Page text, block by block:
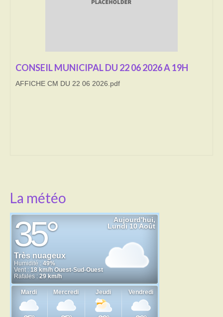
Correspondants de presse
CONSEIL MUNICIPAL DU 22 06 2026 A 19H
AFFICHE CM DU 22 06 2026.pdf
La météo